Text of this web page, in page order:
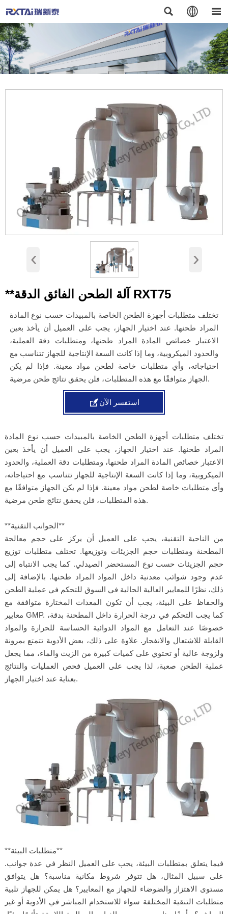
  
‹ ›
**آلة الطحن الفائق الدقة RXT75
تختلف متطلبات أجهزة الطحن الخاصة بالمبيدات حسب نوع المادة
المراد طحنها. عند اختيار الجهاز، يجب على العميل أن يأخذ بعين
الاعتبار خصائص المادة المراد طحنها، ومتطلبات دقة العملية،
والحدود الميكروبية، وما إذا كانت السعة الإنتاجية للجهاز تتناسب مع
احتياجاته، وأي متطلبات خاصة لطحن مواد معينة. فإذا لم يكن
الجهاز متوافقًا مع هذه المتطلبات، فلن يحقق نتائج طحن مرضية.
استفسر الآن
تختلف متطلبات أجهزة الطحن الخاصة بالمبيدات حسب نوع المادة
المراد طحنها. عند اختيار الجهاز، يجب على العميل أن يأخذ بعين
الاعتبار خصائص المادة المراد طحنها، ومتطلبات دقة العملية، والحدود
الميكروبية، وما إذا كانت السعة الإنتاجية للجهاز تتناسب مع احتياجاته،
وأي متطلبات خاصة لطحن مواد معينة. فإذا لم يكن الجهاز متوافقًا مع
هذه المتطلبات، فلن يحقق نتائج طحن مرضية.
**الجوانب التقنية**
من الناحية التقنية، يجب على العميل أن يركز على حجم معالجة
المطحنة ومتطلبات حجم الجزيئات وتوزيعها. تختلف متطلبات توزيع
حجم الجزيئات حسب نوع المستحضر الصيدلي. كما يجب الانتباه إلى
عدم وجود شوائب معدنية داخل المواد المراد طحنها. بالإضافة إلى
ذلك، نظرًا للمعايير العالية الحالية في السوق للتحكم في عملية الطحن
والحفاظ على البيئة، يجب أن تكون المعدات المختارة متوافقة مع
معايير GMP. كما يجب التحكم في درجة الحرارة داخل المطحنة بدقة،
خصوصًا عند التعامل مع المواد الدوائية الحساسة للحرارة والمواد
القابلة للاشتعال والانفجار. علاوة على ذلك، بعض الأدوية تتمتع بمرونة
ولزوجة عالية أو تحتوي على كميات كبيرة من الزيت والماء، مما يجعل
عملية الطحن صعبة، لذا يجب على العميل فحص العمليات والنتائج
بعناية عند اختيار الجهاز.
**متطلبات البيئة**
فيما يتعلق بمتطلبات البيئة، يجب على العميل النظر في عدة جوانب.
على سبيل المثال، هل تتوفر شروط مكانية مناسبة؟ هل يتوافق
مستوى الاهتزاز والضوضاء للجهاز مع المعايير؟ هل يمكن للجهاز تلبية
متطلبات التنقية المختلفة سواء للاستخدام المباشر في الأدوية أو غير